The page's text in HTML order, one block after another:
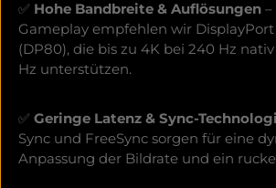
✅ Hohe Bandbreite & Auflösungen –
Gameplay empfehlen wir DisplayPort
(DP80), die bis zu 4K bei 240 Hz
Hz unterstützen.
✅ Geringe Latenz & Sync-
Sync und FreeSync sorgen für eine
Anpassung der Bildrate und ein